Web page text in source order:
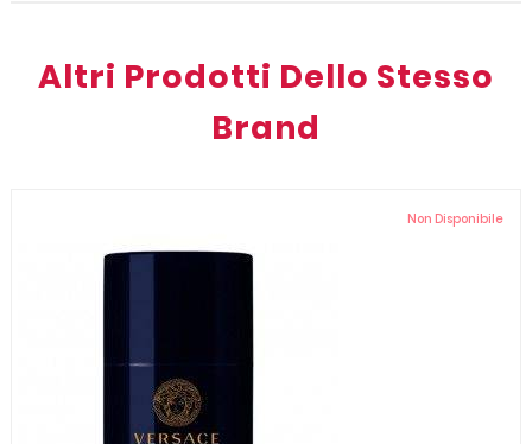
Altri Prodotti Dello Stesso
Brand
Non Disponibile